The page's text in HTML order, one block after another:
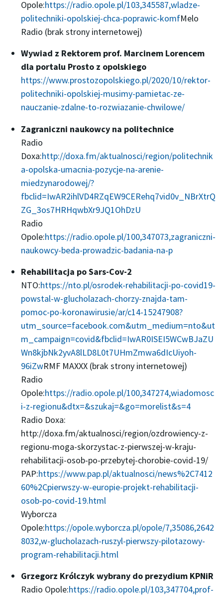
Opole:https://radio.opole.pl/103,345587,wladze-
politechniki-opolskiej-chca-poprawic-komfMelo
Radio (brak strony internetowej)
Wywiad z Rektorem prof. Marcinem Lorencem
dla portalu Prosto z opolskiego
https://www.prostozopolskiego.pl/2020/10/rektor-
politechniki-opolskiej-musimy-pamietac-ze-
nauczanie-zdalne-to-rozwiazanie-chwilowe/
Zagraniczni naukowcy na politechnice
Radio
Doxa:http://doxa.fm/aktualnosci/region/politechnik
a-opolska-umacnia-pozycje-na-arenie-
miedzynarodowej/?
fbclid=IwAR2ihlVD4RZqEW9CERehq7vid0v_NBrXtrQ
ZG_3os7HRHqwbXr9JQ1OhDzU
Radio
Opole:https://radio.opole.pl/100,347073,zagraniczni-
naukowcy-beda-prowadzic-badania-na-p
Rehabilitacja po Sars-Cov-2
NTO:https://nto.pl/osrodek-rehabilitacji-po-covid19-
powstal-w-glucholazach-chorzy-znajda-tam-
pomoc-po-koronawirusie/ar/c14-15247908?
utm_source=facebook.com&utm_medium=nto&ut
m_campaign=covid&fbclid=IwAR0ISEI5WCwBJaZU
Wn8kjbNk2yvA8lLD8L0t7UHmZmwa6dIcUiyoh-
96iZwRMF MAXXX (brak strony internetowej)
Radio
Opole:https://radio.opole.pl/100,347274,wiadomosc
i-z-regionu&dtx=&szukaj=&go=morelist&s=4
Radio Doxa:
http://doxa.fm/aktualnosci/region/ozdrowiency-z-
regionu-moga-skorzystac-z-pierwszej-w-kraju-
rehabilitacji-osob-po-przebytej-chorobie-covid-19/
PAP:https://www.pap.pl/aktualnosci/news%2C7412
60%2Cpierwszy-w-europie-projekt-rehabilitacji-
osob-po-covid-19.html
Wyborcza
Opole:https://opole.wyborcza.pl/opole/7,35086,2642
8032,w-glucholazach-ruszyl-pierwszy-pilotazowy-
program-rehabilitacji.html
Grzegorz Królczyk wybrany do prezydium KPNiR
Radio Opole:https://radio.opole.pl/103,347704,prof-